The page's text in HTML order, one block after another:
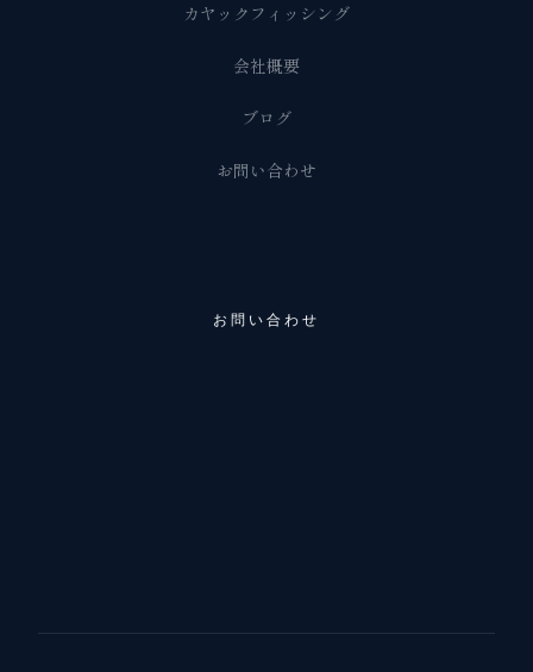
カヤックフィッシング
会社概要
ブログ
お問い合わせ
お問い合わせ